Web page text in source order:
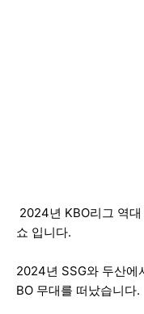
2024년 KBO리그 역
쇼 입니다.
2024년 SSG와 두산에
BO 무대를 떠났습니다.